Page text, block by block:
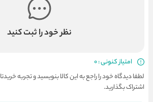
نظر خود را ثبت کنید
امتیاز کنونی : 0
لطفا دیدگاه خود را راجع به این کالا بنویسید و تجربه
اشتراک بگذارید.